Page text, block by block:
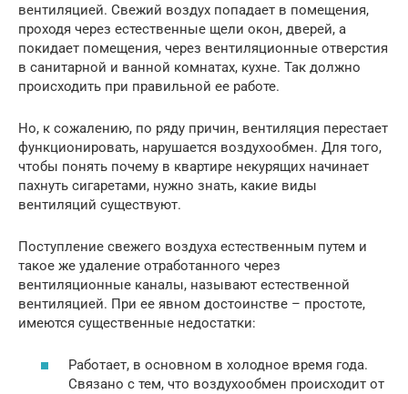
вентиляцией. Свежий воздух попадает в помещения,
проходя через естественные щели окон, дверей, а
покидает помещения, через вентиляционные отверстия
в санитарной и ванной комнатах, кухне. Так должно
происходить при правильной ее работе.
Но, к сожалению, по ряду причин, вентиляция перестает
функционировать, нарушается воздухообмен. Для того,
чтобы понять почему в квартире некурящих начинает
пахнуть сигаретами, нужно знать, какие виды
вентиляций существуют.
Поступление свежего воздуха естественным путем и
такое же удаление отработанного через
вентиляционные каналы, называют естественной
вентиляцией. При ее явном достоинстве – простоте,
имеются существенные недостатки:
Работает, в основном в холодное время года.
Связано с тем, что воздухообмен происходит от